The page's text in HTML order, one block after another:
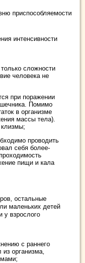
приспособляемости
интенсивности
сложности
человека не
при поражении
Помимо
в организме
массы тела).
проводить
себя более-
пищи и кала
остальные
маленьких детей
у взрослого
с раннего
из организма,